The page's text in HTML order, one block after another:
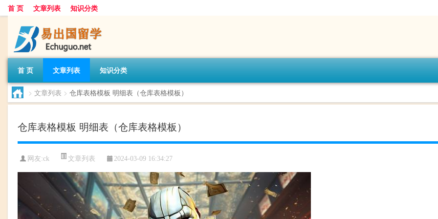
首 页 文章列表 知识分类
首 页 文章列表 知识分类
> 文章列表 > 仓库表格模板 明细表（仓库表格模板）
仓库表格模板 明细表（仓库表格模板）
网友:ck 文章列表 2024-03-09 16:34:27